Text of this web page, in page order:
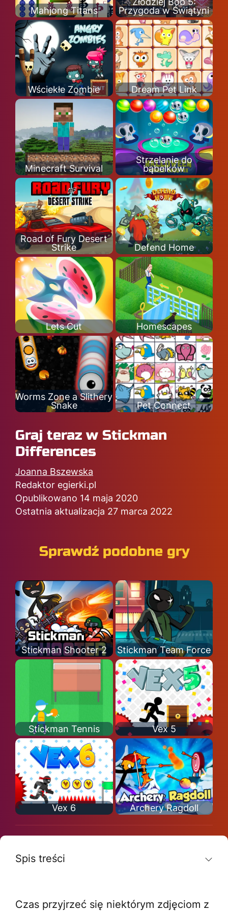
Mahjong Titans
Przygoda w Świątyni
Wściekłe Zombie Dream Pet Link
Minecraft Survival
Strzelanie do
bąbelków
Road of Fury Desert
Strike
Defend Home
Lets Cut Homescapes
Worms Zone a Slithery
Snake
Pet Connect
Graj teraz w Stickman
Differences
Joanna Bszewska
Redaktor egierki.pl
Opublikowano 14 maja 2020
Ostatnia aktualizacja 27 marca 2022
Sprawdź podobne gry
Stickman Shooter 2 Stickman Team Force
Stickman Tennis Vex 5
Vex 6 Archery Ragdoll
Spis treści
Czas przyjrzeć się niektórym zdjęciom z